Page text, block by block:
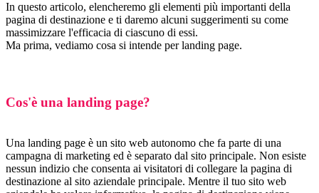
In questo articolo, elencheremo gli elementi più importanti della
pagina di destinazione e ti daremo alcuni suggerimenti su come
massimizzare l'efficacia di ciascuno di essi.
Ma prima, vediamo cosa si intende per landing page.
Cos'è una landing page?
Una landing page è un sito web autonomo che fa parte di una
campagna di marketing ed è separato dal sito principale. Non esiste
nessun indizio che consenta ai visitatori di collegare la pagina di
destinazione al sito aziendale principale. Mentre il tuo sito web